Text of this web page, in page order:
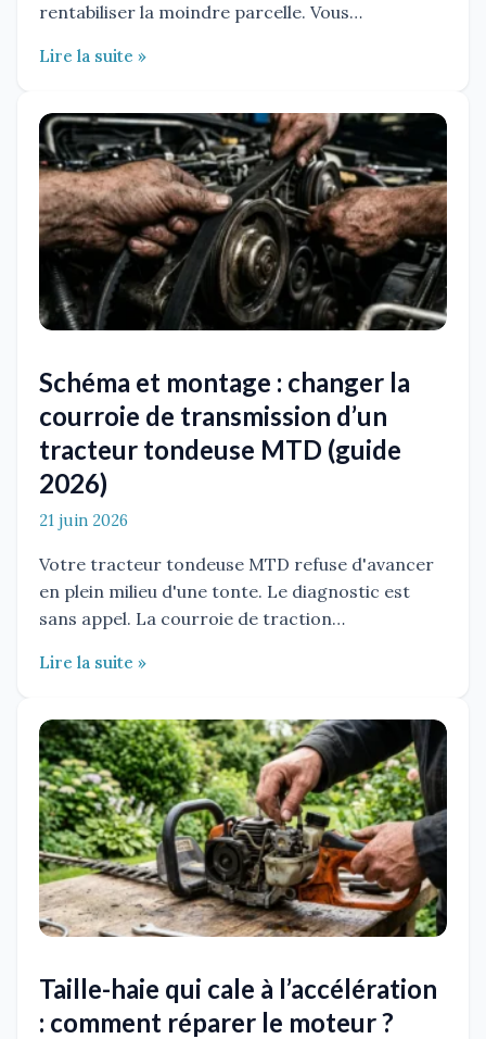
rentabiliser la moindre parcelle. Vous…
Lire la suite »
Schéma et montage : changer la
courroie de transmission d’un
tracteur tondeuse MTD (guide
2026)
21 juin 2026
Votre tracteur tondeuse MTD refuse d'avancer
en plein milieu d'une tonte. Le diagnostic est
sans appel. La courroie de traction…
Lire la suite »
Taille-haie qui cale à l’accélération
: comment réparer le moteur ?